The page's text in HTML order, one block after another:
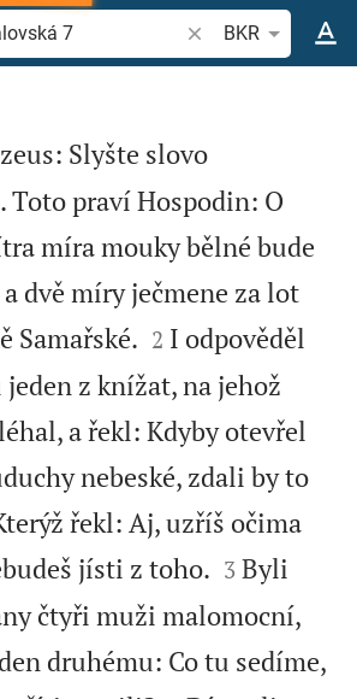
Vyhledat biblický
BKR
Slyšte slovo
Toto praví Hospodin: O
míra mouky bělné bude
dvě míry ječmene za lot
Samařské. 

2 I odpověděl
z knížat, na jehož
a řekl: Kdyby otevřel
nebeské, zdali by to
řekl: Aj, uzříš očima
jísti z toho. 

3 Byli
čtyři muži malomocní,
druhému: Co tu sedíme,